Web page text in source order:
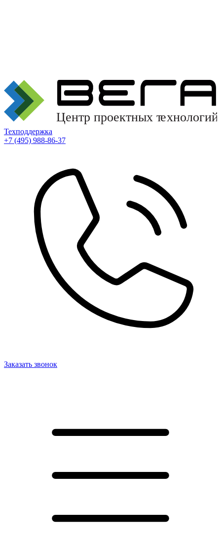
Техподдержка
+7 (495) 988-86-37
Заказать звонок